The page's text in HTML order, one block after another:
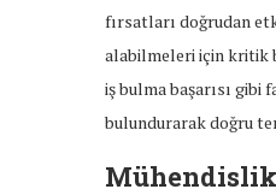
fırsatları doğrudan
alabilmeleri için kritik
iş bulma başarısı
bulundurarak doğru
Mühendislik